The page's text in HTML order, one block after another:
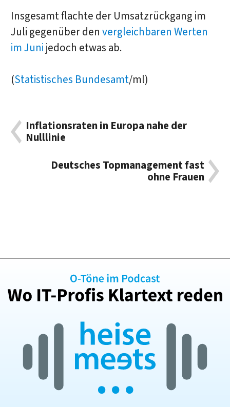
Insgesamt flachte der Umsatzrückgang im
Juli gegenüber den vergleichbaren Werten
im Juni jedoch etwas ab.
(Statistisches Bundesamt/ml)
Inflationsraten in Europa nahe der
Nulllinie
Deutsches Topmanagement fast
ohne Frauen